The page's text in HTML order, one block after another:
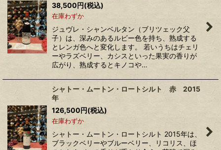
38,500円(税込)
在庫わずか
ジュヴレ・シャンベルタン（ブリツェック父
子）は、深みのあるルビー色を持ち、熟成する
とレンガ色へと変化します。 若いうちはチェリ
ーやラズベリー、カシスといった果実の香りが
広がり、熟成するとキノコや…
シャトー・ムートン・ロートシルト 赤 2015
年
126,500円(税込)
在庫わずか
シャトー・ムートン・ロートシルト 2015年は、
ブラックベリーやブルーベリー、リコリス、ほ